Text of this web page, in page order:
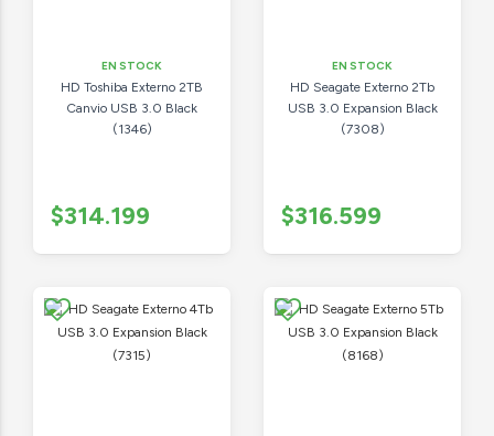
EN STOCK
HD Toshiba Externo 2TB
Canvio USB 3.0 Black
(1346)
$314.199
EN STOCK
HD Seagate Externo 2Tb
USB 3.0 Expansion Black
(7308)
$316.599